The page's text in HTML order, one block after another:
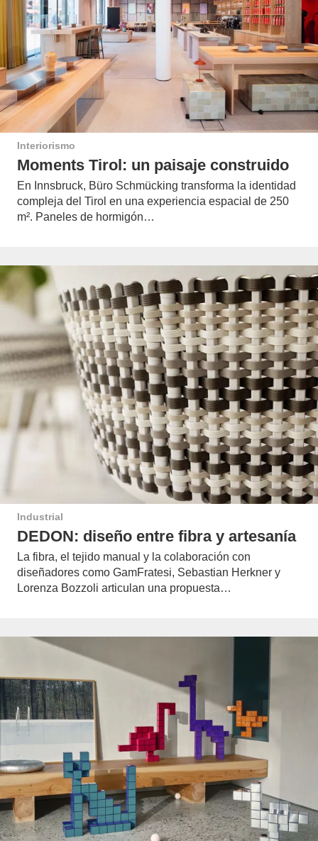
Interiorismo
Moments Tirol: un paisaje construido
En Innsbruck, Büro Schmücking transforma la identidad
compleja del Tirol en una experiencia espacial de 250
m². Paneles de hormigón…
Industrial
DEDON: diseño entre fibra y artesanía
La fibra, el tejido manual y la colaboración con
diseñadores como GamFratesi, Sebastian Herkner y
Lorenza Bozzoli articulan una propuesta…